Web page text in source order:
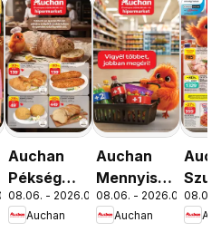
Auchan
Pékség
ajánlataink
08.06. - 2026.08.12.
Auchan
Auchan
Mennyiségi
kedvezmény
ajánlataink
08.06. - 2026.08.19.
Auchan
08.06.